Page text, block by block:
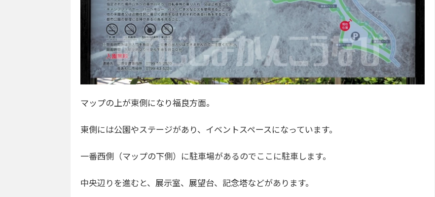
マップの上が東側になり福良方面。
東側には公園やステージがあり、イベントスペースになっています。
一番西側（マップの下側）に駐車場があるのでここに駐車します。
中央辺りを進むと、展示室、展望台、記念塔などがあります。